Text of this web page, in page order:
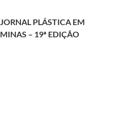
JORNAL PLÁSTICA EM
MINAS – 19ª EDIÇÃO